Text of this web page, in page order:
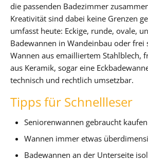
die passenden Badezimmer
Kreativität sind dabei keine Grenzen
umfasst heute: Eckige, runde, ovale,
Badewannen in Wandeinbau oder frei
Wannen aus emailliertem Stahlblech,
aus Keramik, sogar eine
technisch und rechtlich umsetzbar.
Tipps für Schnellleser
Seniorenwannen gebraucht kaufen
Wannen immer etwas
Badewannen an der Unterseite